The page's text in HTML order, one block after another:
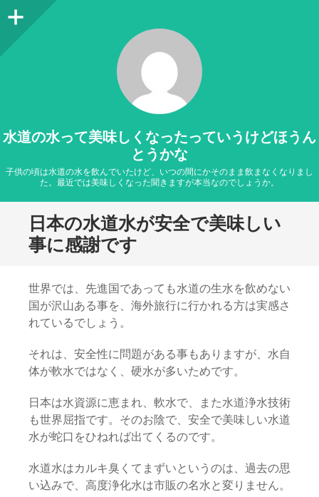
ー
水道の水って美味しくなったっていうけどほうん
とうかな
子供の頃は水道の水を飲んでいたけど、いつの間にかそのまま飲まなくなりまし
た。最近では美味しくなった聞きますが本当なのでしょうか。
日本の水道水が安全で美味しい
事に感謝です
世界では、先進国であっても水道の生水を飲めない
国が沢山ある事を、海外旅行に行かれる方は実感さ
れているでしょう。
それは、安全性に問題がある事もありますが、水自
体が軟水ではなく、硬水が多いためです。
日本は水資源に恵まれ、軟水で、また水道浄水技術
も世界屈指です。そのお陰で、安全で美味しい水道
水が蛇口をひねれば出てくるのです。
水道水はカルキ臭くてまずいというのは、過去の思
い込みで、高度浄化水は市販の名水と変りません。